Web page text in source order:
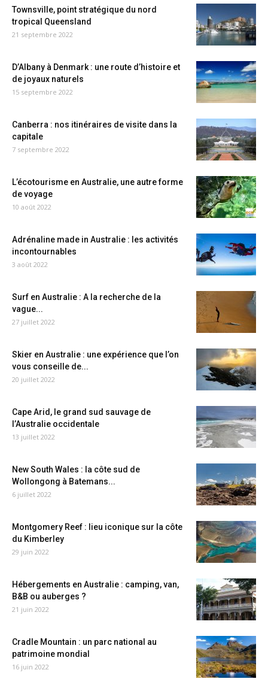
Townsville, point stratégique du nord
tropical Queensland
21 septembre 2022
D’Albany à Denmark : une route d’histoire et
de joyaux naturels
15 septembre 2022
Canberra : nos itinéraires de visite dans la
capitale
7 septembre 2022
L’écotourisme en Australie, une autre forme
de voyage
10 août 2022
Adrénaline made in Australie : les activités
incontournables
3 août 2022
Surf en Australie : A la recherche de la
vague...
27 juillet 2022
Skier en Australie : une expérience que l’on
vous conseille de...
20 juillet 2022
Cape Arid, le grand sud sauvage de
l’Australie occidentale
13 juillet 2022
New South Wales : la côte sud de
Wollongong à Batemans...
6 juillet 2022
Montgomery Reef : lieu iconique sur la côte
du Kimberley
29 juin 2022
Hébergements en Australie : camping, van,
B&B ou auberges ?
21 juin 2022
Cradle Mountain : un parc national au
patrimoine mondial
16 juin 2022